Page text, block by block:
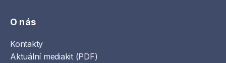
O nás
Kontakty
Aktuální mediakit (PDF)